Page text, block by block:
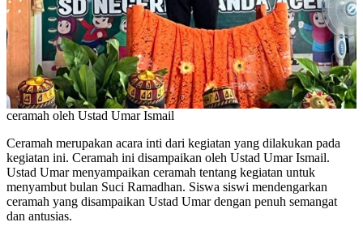
ceramah oleh Ustad Umar Ismail
Ceramah merupakan acara inti dari kegiatan yang dilakukan pada
kegiatan ini. Ceramah ini disampaikan oleh Ustad Umar Ismail.
Ustad Umar menyampaikan ceramah tentang kegiatan untuk
menyambut bulan Suci Ramadhan. Siswa siswi mendengarkan
ceramah yang disampaikan Ustad Umar dengan penuh semangat
dan antusias.